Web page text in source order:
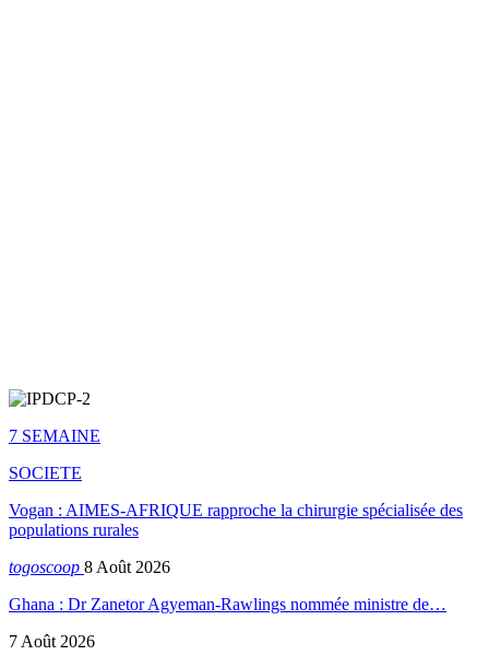
7 SEMAINE
SOCIETE
Vogan : AIMES-AFRIQUE rapproche la chirurgie spécialisée des
populations rurales
togoscoop 8 Août 2026
Ghana : Dr Zanetor Agyeman-Rawlings nommée ministre de…
7 Août 2026